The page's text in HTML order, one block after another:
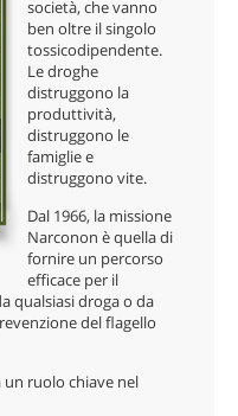
svedese
cinese
arabo
nepalese
ucraino
croato
turco
Tutte le zone/lingue
società, che vanno
ben oltre il singolo
tossicodipendente.
Le droghe
distruggono la
produttività,
distruggono le
famiglie e
distruggono vite.
Dal 1966, la missione
Narconon è quella di
fornire un percorso
efficace per il
qualsiasi droga o da
del flagello
ruolo chiave nel